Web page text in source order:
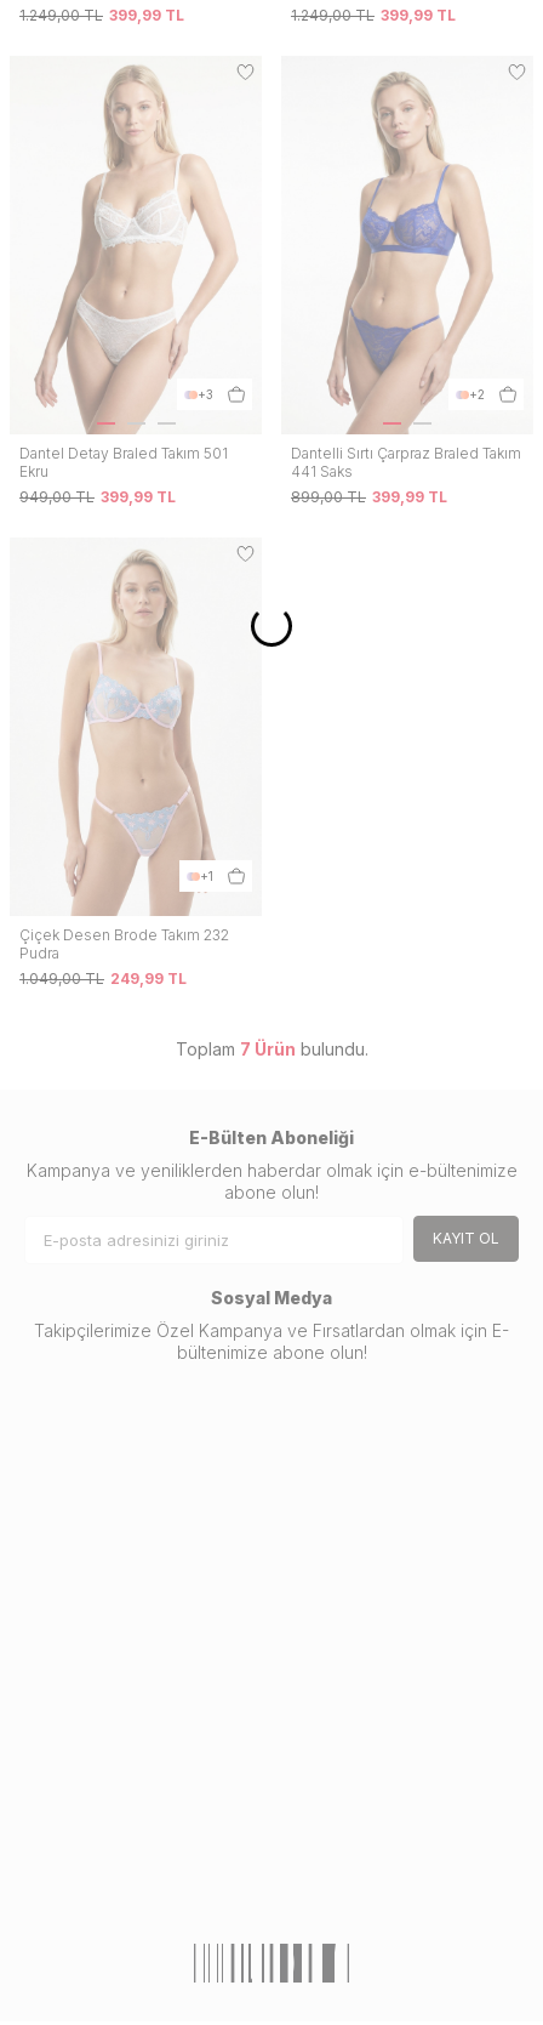
1.249,00TL 399,99 TL
1.249,00TL 399,99 TL
+3
Dantel Detay Braled Takım 501
Ekru
949,00TL 399,99 TL
+2
Dantelli Sırtı Çarpraz Braled Takım
441 Saks
899,00TL 399,99 TL
+1
Çiçek Desen Brode Takım 232
Pudra
1.049,00TL 249,99 TL
Toplam 7 Ürün bulundu.
E-Bülten Aboneliği
Kampanya ve yeniliklerden haberdar olmak için e-bültenimize
abone olun!
KAYIT OL
Sosyal Medya
Takipçilerimize Özel Kampanya ve Fırsatlardan olmak için E-
bültenimize abone olun!